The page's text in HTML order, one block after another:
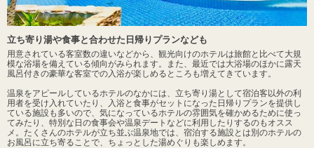
立ち寄り湯や食事と合わせた日帰りプランなども
用意されている客室数の違いなどから、観光向けのホテルは旅館と比べて大規
模な浴場を備えている傾向がみられます。また、最近では大浴場のほかに露天
風呂付きの豪華な客室での入浴が楽しめるところも増えてきています。
温泉をアピールしているホテルのなかには、立ち寄り湯として宿泊客以外の利
用者を受け入れていたり、入浴と食事がセットになった日帰りプランを提供し
ている施設も多いので、気になっているホテルの雰囲気を確かめるために使っ
てみたり、特別な日の食事会や温泉デートなどに利用したりするのもオスス
メ。たくさんのホテルが立ち並ぶ温泉地では、宿泊する施設とは別のホテルの
お風呂に立ち寄ることで、ちょっとした湯めぐりも楽しめます。